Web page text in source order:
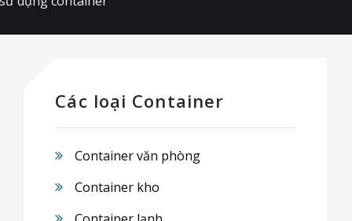
Các loại Container
Container văn phòng
Container kho